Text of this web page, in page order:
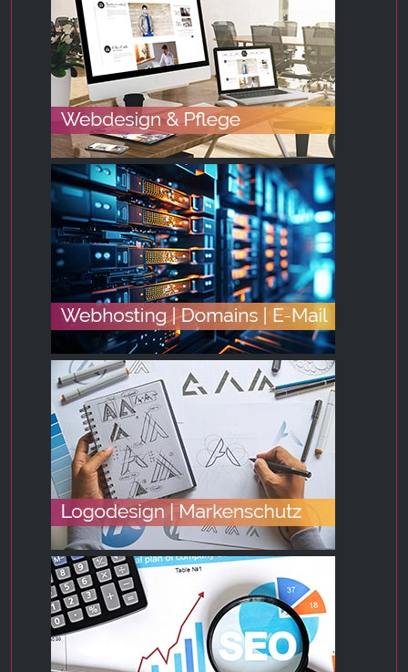
_fbp, fr, _fbq, fbq
Provider:
Facebook Ireland Ltd.
Purpose:
Advertising measurement and marketing
Cookie duration:
3 months - 1 year
STATISTICS
Statistics Cookies collect information
anonymously. This information helps us
understand how our visitors use our website.
Google Analytics
Name:
_ga, _gid, _gac_gb_
Provider:
Google LLC
Purpose:
Collection of statistics on website usage
Cookie duration:
24 hours - 2 years